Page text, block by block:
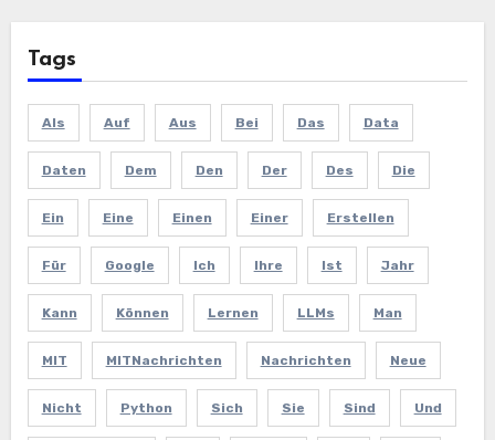
Tags
Als Auf Aus Bei Das Data
Daten Dem Den Der Des Die
Ein Eine Einen Einer Erstellen
Für Google Ich Ihre Ist Jahr
Kann Können Lernen LLMs Man
MIT MITNachrichten Nachrichten Neue
Nicht Python Sich Sie Sind Und